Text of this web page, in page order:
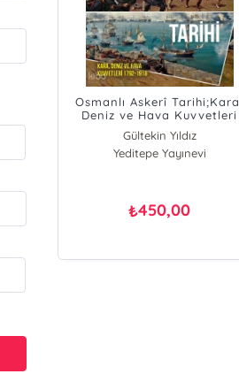
Osmanlı Askerî Tarihi;Kara,
Deniz ve Hava Kuvvetleri
1792-1918
Gültekin Yıldız
Mahir Aydın
İbrahim Köremezli
Fatih Tetik
Yeditepe Yayınevi
₺450,00